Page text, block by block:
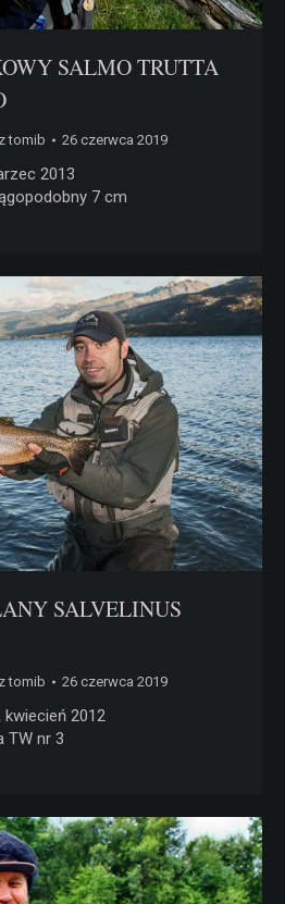
SALMO TRUTTA
tomib 26 czerwca 2019
2013
7 cm
SALVELINUS
tomib 26 czerwca 2019
kwiecień 2012
TW nr 3